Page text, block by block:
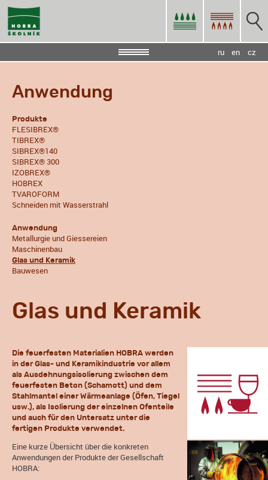
cz
en
ru
Anwendung
Produkte
FLESIBREX®
TIBREX®
SIBREX®140
SIBREX® 300
IZOBREX®
HOBREX
TVAROFORM
Schneiden mit Wasserstrahl
Anwendung
Metallurgie und Giessereien
Maschinenbau
Glas und Keramik
Bauwesen
Glas und Keramik
Die feuerfesten Materialien HOBRA werden
in der Glas- und Keramikindustrie vor allem
als Ausdehnungsisolierung zwischen dem
feuerfesten Beton (Schamott) und dem
Stahlmantel einer Wärmeanlage (Öfen, Tiegel
usw.), als Isolierung der einzelnen Ofenteile
und auch für den Untersatz unter die
fertigen Produkte verwendet.
Eine kurze Übersicht über die konkreten
Anwendungen der Produkte der Gesellschaft
HOBRA: